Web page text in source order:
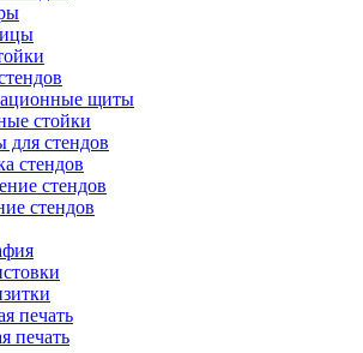
щиты
стойки
для стендов
стендов
стендов
стендов
печать
печать